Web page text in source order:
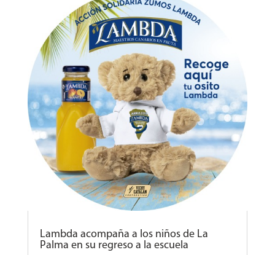
Lambda acompaña a los niños de La
Palma en su regreso a la escuela